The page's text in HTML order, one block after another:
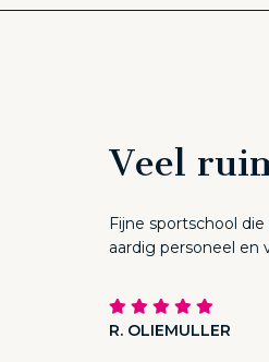
Veel
Fijne sportschool
aardig personeel en
R. OLIEMULLER